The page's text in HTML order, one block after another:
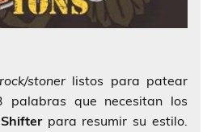
stonerlistos para patear
palabras que necesitan los
para resumir su estilo.